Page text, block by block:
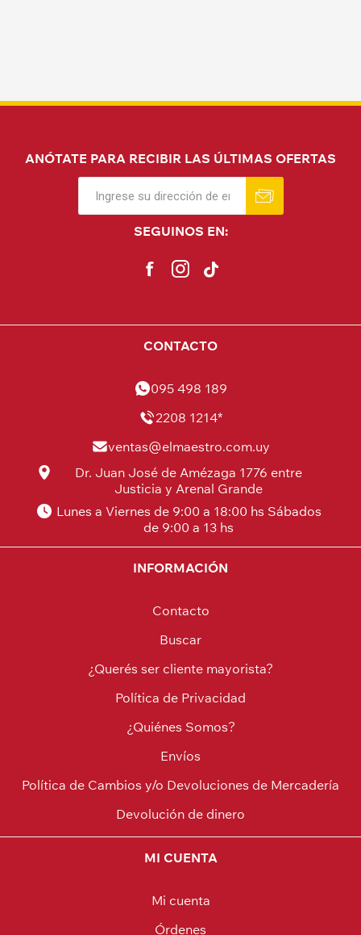
ANÓTATE PARA RECIBIR LAS ÚLTIMAS OFERTAS
SEGUINOS EN:
CONTACTO
095 498 189
2208 1214*
ventas@elmaestro.com.uy
Dr. Juan José de Amézaga 1776 entre
Justicia y Arenal Grande
Lunes a Viernes de 9:00 a 18:00 hs Sábados
de 9:00 a 13 hs
INFORMACIÓN
Contacto
Buscar
¿Querés ser cliente mayorista?
Política de Privacidad
¿Quiénes Somos?
Envíos
Política de Cambios y/o Devoluciones de Mercadería
Devolución de dinero
MI CUENTA
Mi cuenta
Órdenes